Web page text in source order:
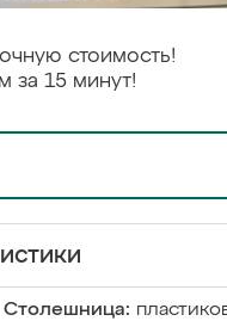
стоимость!
за 15 минут!
Столешница: